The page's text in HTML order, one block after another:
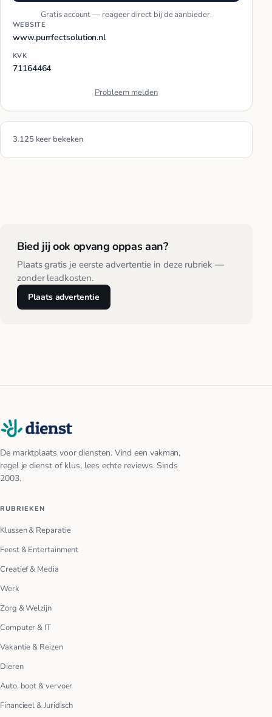
Gratis account — reageer direct bij de aanbieder.
WEBSITE
www.purrfectsolution.nl
KVK
71164464
Probleem melden
3.125 keer bekeken
Bied jij ook opvang oppas aan?
Plaats gratis je eerste advertentie in deze rubriek —
zonder leadkosten.
Plaats advertentie
De marktplaats voor diensten. Vind een vakman,
regel je dienst of klus, lees echte reviews. Sinds
2003.
RUBRIEKEN
Klussen & Reparatie
Feest & Entertainment
Creatief & Media
Werk
Zorg & Welzijn
Computer & IT
Vakantie & Reizen
Dieren
Auto, boot & vervoer
Financieel & Juridisch